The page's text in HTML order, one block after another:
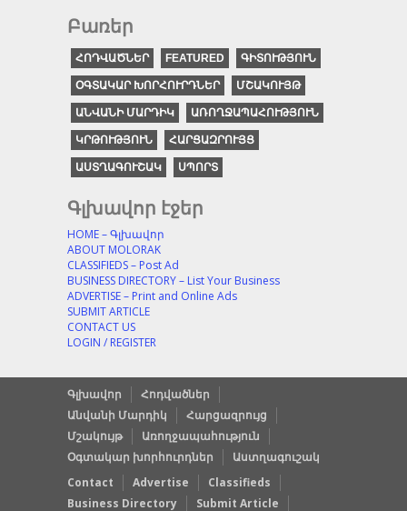
Բառեր
ՀՈԴՎԱԾՆԵՐ FEATURED ԳԻՏՈՒԹՅՈՒՆ
ՕԳՏԱԿԱՐ ԽՈՐՀՈՒՐԴՆԵՐ ՄՇԱԿՈՒՅԹ
ԱՆՎԱՆԻ ՄԱՐԴԻԿ ԱՌՈՂՋԱՊԱՀՈՒԹՅՈՒՆ
ԿՐԹՈՒԹՅՈՒՆ ՀԱՐՑԱԶՐՈՒՅՑ
ԱՍՏՂԱԳՈՒՇԱԿ ՍՊՈՐՏ
Գլխավոր էջեր
HOME – Գլխավոր
ABOUT MOLORAK
CLASSIFIEDS – Post Ad
BUSINESS DIRECTORY – List Your Business
ADVERTISE – Print and Online Ads
SUBMIT ARTICLE
CONTACT US
LOGIN / REGISTER
Գլխավոր
Հոդվածներ
Անվանի Մարդիկ
Հարցազրույց
Մշակույթ
Առողջապահություն
Օգտակար խորհուրդներ
Աստղագուշակ
Contact
Advertise
Classifieds
Business Directory
Submit Article